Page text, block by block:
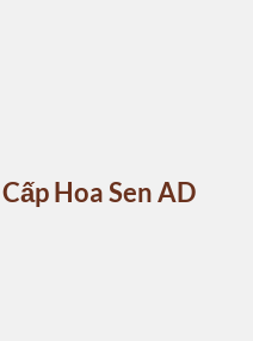
Hoa Sen AD